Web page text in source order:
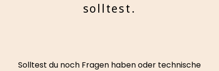
solltest.
Solltest du noch Fragen haben oder technische